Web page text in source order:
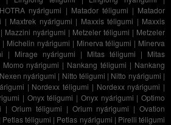
nyárigumi | Matador téligumi | Matador
| Maxtrek nyárigumi | Maxxis téligumi | Maxxis
| Mazzini nyárigumi | Metzeler téligumi | Metzeler
| Michelin nyárigumi | Minerva téligumi | Minerva
| Mirage nyárigumi | Mitas téligumi | Mitas
Momo nyárigumi | Nankang téligumi | Nankang
Nexen nyárigumi | Nitto téligumi | Nitto nyárigumi |
| Nordexx téligumi | Nordexx nyárigumi |
| Onyx téligumi | Onyx nyárigumi | Optimo
|Orium téligumi | Orium nyárigumi |Ovation
Petlas téligumi | Petlas nyárigumi | Pirelli téligumi